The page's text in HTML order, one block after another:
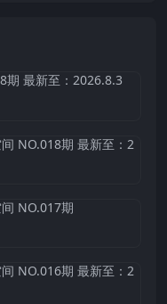
最新至：2026.8.3
NO.018期 最新至：2
NO.017期
NO.016期 最新至：2